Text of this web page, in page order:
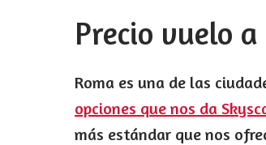
Precio vuelo a
Roma es una de las
opciones que nos da
más estándar que nos